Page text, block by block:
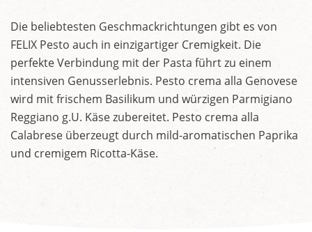
Die beliebtesten Geschmackrichtungen gibt es von
FELIX Pesto auch in einzigartiger Cremigkeit. Die
perfekte Verbindung mit der Pasta führt zu einem
intensiven Genusserlebnis. Pesto crema alla Genovese
wird mit frischem Basilikum und würzigen Parmigiano
Reggiano g.U. Käse zubereitet. Pesto crema alla
Calabrese überzeugt durch mild-aromatischen Paprika
und cremigem Ricotta-Käse.